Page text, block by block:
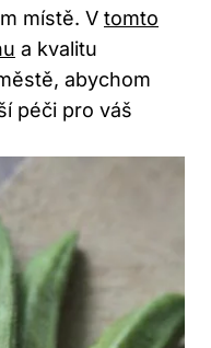
místě. V tomto
a kvalitu
abychom
péči pro váš